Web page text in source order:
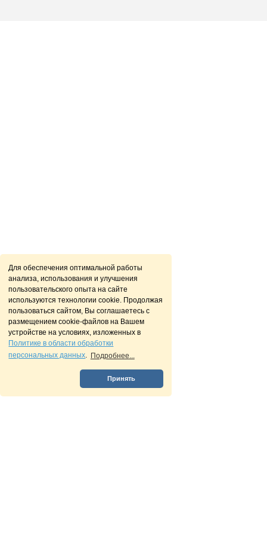
Для обеспечения оптимальной работы
анализа, использования и улучшения
пользовательского опыта на сайте
используются технологии cookie. Продолжая
пользоваться сайтом, Вы соглашаетесь с
размещением cookie-файлов на Вашем
устройстве на условиях, изложенных в
Политике в области обработки
персональных данных. Подробнее...
Принять